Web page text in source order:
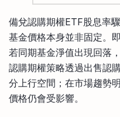
備兌認購期權ETF股息率
基金價格本身並非固定。
若同期基金淨值出現回落
認購期權策略透過出售認
分上行空間；在市場趨勢
價格仍會受影響。